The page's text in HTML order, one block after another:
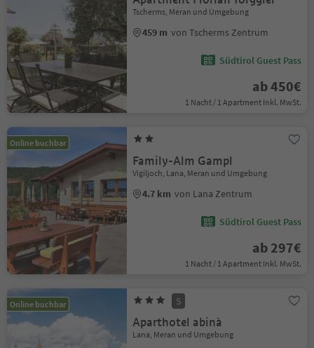
Tscherms, Meran und Umgebung
459 m von Tscherms Zentrum
Südtirol Guest Pass
ab 450€
1 Nacht / 1 Apartment Inkl. MwSt.
Online buchbar
Family-Alm Gampl
Vigiljoch, Lana, Meran und Umgebung
4.7 km von Lana Zentrum
Südtirol Guest Pass
ab 297€
1 Nacht / 1 Apartment Inkl. MwSt.
Online buchbar S
Aparthotel abinà
Lana, Meran und Umgebung